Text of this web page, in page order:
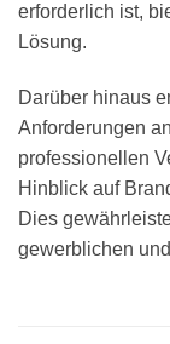
erforderlich ist,
Lösung.
Darüber hinaus
Anforderungen
professionellen
Hinblick auf
Dies
gewerblichen